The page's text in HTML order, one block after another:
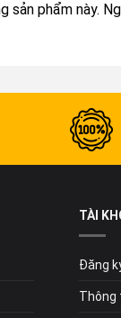
sản phẩm này.
TÀI
Đăng
Thông